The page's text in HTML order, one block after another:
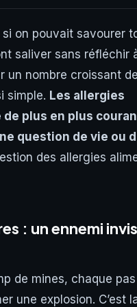
on pouvait savourer
saliver sans réfléchir
un nombre croissant
simple. Les allergies
plus en plus
question de vie ou
des allergies
: un ennemi
de mines, chaque
une explosion. C’est